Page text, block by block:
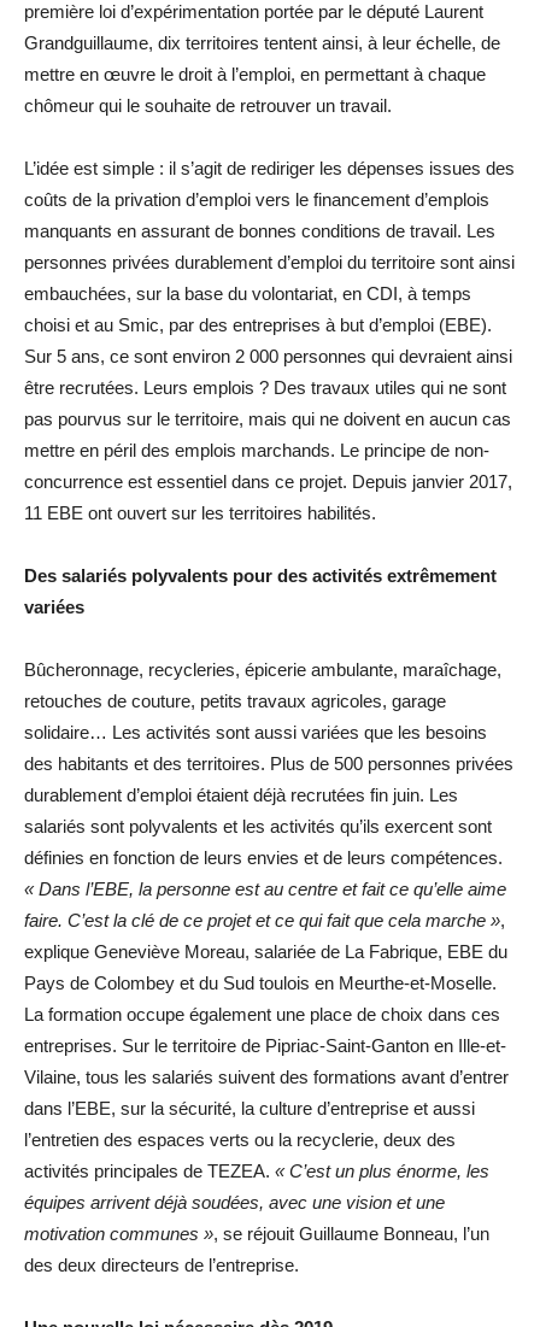
première loi d’expérimentation portée par le député Laurent
Grandguillaume, dix territoires tentent ainsi, à leur échelle, de
mettre en œuvre le droit à l’emploi, en permettant à chaque
chômeur qui le souhaite de retrouver un travail.
L’idée est simple : il s’agit de rediriger les dépenses issues des
coûts de la privation d’emploi vers le financement d’emplois
manquants en assurant de bonnes conditions de travail. Les
personnes privées durablement d’emploi du territoire sont ainsi
embauchées, sur la base du volontariat, en CDI, à temps
choisi et au Smic, par des entreprises à but d’emploi (EBE).
Sur 5 ans, ce sont environ 2 000 personnes qui devraient ainsi
être recrutées. Leurs emplois ? Des travaux utiles qui ne sont
pas pourvus sur le territoire, mais qui ne doivent en aucun cas
mettre en péril des emplois marchands. Le principe de non-
concurrence est essentiel dans ce projet. Depuis janvier 2017,
11 EBE ont ouvert sur les territoires habilités.
Des salariés polyvalents pour des activités extrêmement
variées
Bûcheronnage, recycleries, épicerie ambulante, maraîchage,
retouches de couture, petits travaux agricoles, garage
solidaire… Les activités sont aussi variées que les besoins
des habitants et des territoires. Plus de 500 personnes privées
durablement d’emploi étaient déjà recrutées fin juin. Les
salariés sont polyvalents et les activités qu’ils exercent sont
définies en fonction de leurs envies et de leurs compétences.
« Dans l’EBE, la personne est au centre et fait ce qu’elle aime
faire. C’est la clé de ce projet et ce qui fait que cela marche »,
explique Geneviève Moreau, salariée de La Fabrique, EBE du
Pays de Colombey et du Sud toulois en Meurthe-et-Moselle.
La formation occupe également une place de choix dans ces
entreprises. Sur le territoire de Pipriac-Saint-Ganton en Ille-et-
Vilaine, tous les salariés suivent des formations avant d’entrer
dans l’EBE, sur la sécurité, la culture d’entreprise et aussi
l’entretien des espaces verts ou la recyclerie, deux des
activités principales de TEZEA. « C’est un plus énorme, les
équipes arrivent déjà soudées, avec une vision et une
motivation communes », se réjouit Guillaume Bonneau, l’un
des deux directeurs de l’entreprise.